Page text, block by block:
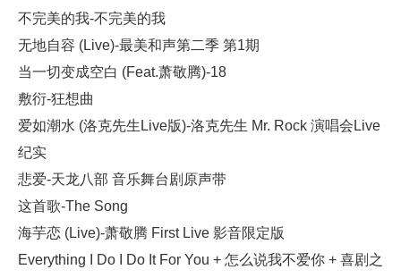
不完美的我-不完美的我
无地自容 (Live)-最美和声第二季 第1期
当一切变成空白 (Feat.萧敬腾)-18
敷衍-狂想曲
爱如潮水 (洛克先生Live版)-洛克先生 Mr. Rock 演唱会Live
纪实
悲爱-天龙八部 音乐舞台剧原声带
这首歌-The Song
海芋恋 (Live)-萧敬腾 First Live 影音限定版
Everything I Do I Do It For You + 怎么说我不爱你 + 喜剧之